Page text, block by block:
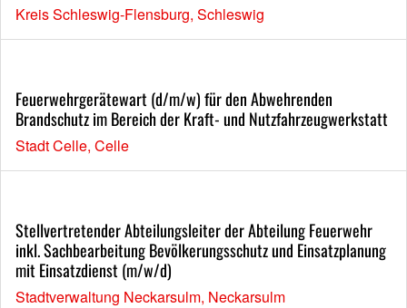
Kreis Schleswig-Flensburg, Schleswig
Feuerwehrgerätewart (d/m/w) für den Abwehrenden
Brandschutz im Bereich der Kraft- und Nutzfahrzeugwerkstatt
Stadt Celle, Celle
Stellvertretender Abteilungsleiter der Abteilung Feuerwehr
inkl. Sachbearbeitung Bevölkerungsschutz und Einsatzplanung
mit Einsatzdienst (m/w/d)
Stadtverwaltung Neckarsulm, Neckarsulm